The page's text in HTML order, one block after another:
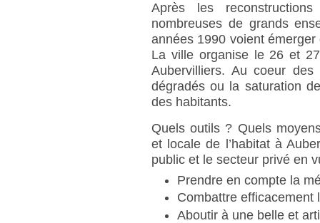
Après les
nombreuses de grands
années 1990 voient
La ville organise le 26 et
Aubervilliers. Au coeur
dégradés ou la saturation
des habitants.
Quels outils ? Quels
et locale de l’habitat à
public et le secteur privé en
Prendre en compte la
Combattre efficacement
Aboutir à une belle et